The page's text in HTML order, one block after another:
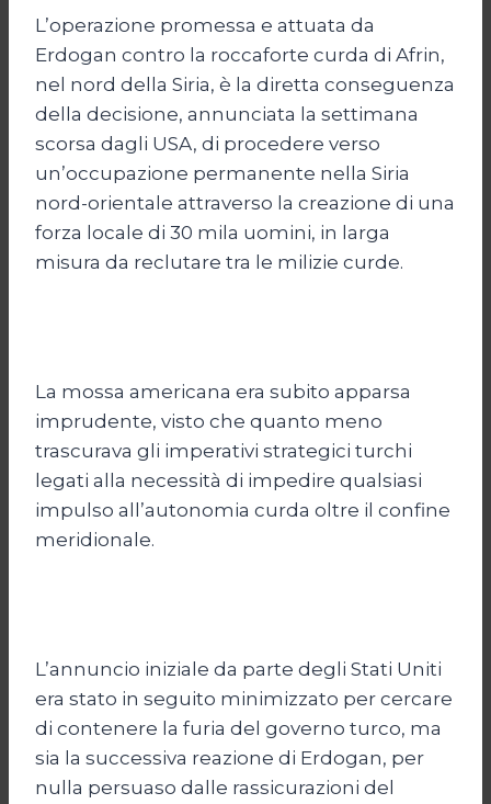
L’operazione promessa e attuata da
Erdogan contro la roccaforte curda di Afrin,
nel nord della Siria, è la diretta conseguenza
della decisione, annunciata la settimana
scorsa dagli USA, di procedere verso
un’occupazione permanente nella Siria
nord-orientale attraverso la creazione di una
forza locale di 30 mila uomini, in larga
misura da reclutare tra le milizie curde.
La mossa americana era subito apparsa
imprudente, visto che quanto meno
trascurava gli imperativi strategici turchi
legati alla necessità di impedire qualsiasi
impulso all’autonomia curda oltre il confine
meridionale.
L’annuncio iniziale da parte degli Stati Uniti
era stato in seguito minimizzato per cercare
di contenere la furia del governo turco, ma
sia la successiva reazione di Erdogan, per
nulla persuaso dalle rassicurazioni del